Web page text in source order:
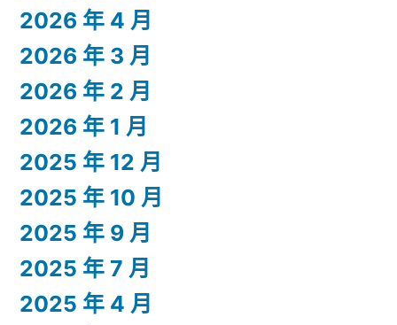
2026 年 4 月
2026 年 3 月
2026 年 2 月
2026 年 1 月
2025 年 12 月
2025 年 10 月
2025 年 9 月
2025 年 7 月
2025 年 4 月